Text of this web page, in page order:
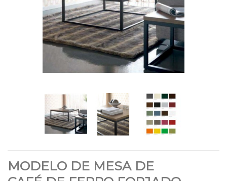
MODELO DE MESA DE